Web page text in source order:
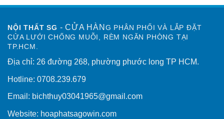
NỘI THẤT SG - CỬA HÀN G PHÂN PHỐI VÀ LẮP ĐẶT
CỬA LƯỚI CHỐNG MUỖI, RÈM NGĂN PHÒNG TẠI
TP.HCM.
Địa chỉ: 26 đường 268, phường phước long TP HCM.
Hotline: 0708.239.679
Email: bichthuy03041965@gmail.com
Website: hoaphatsagowin.com